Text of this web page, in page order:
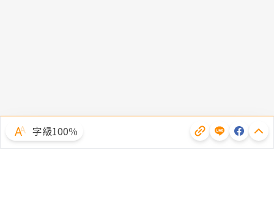
字級100％